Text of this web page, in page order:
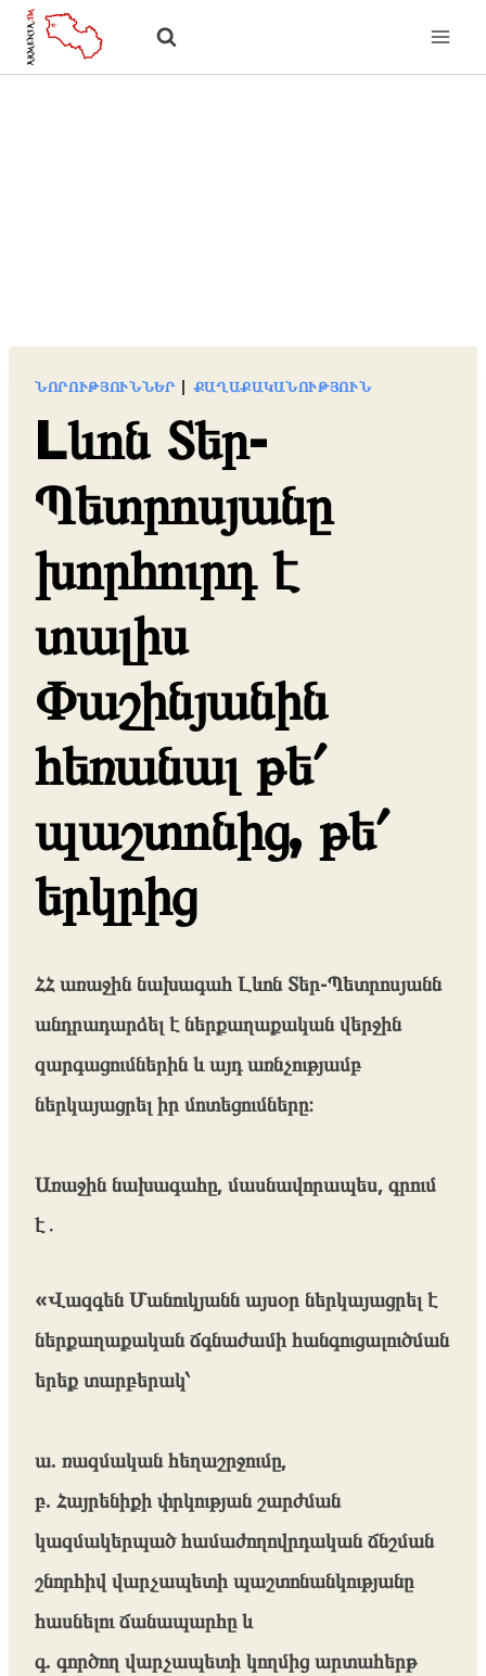
Skip
ՆՈՐՈՒԹՅՈՒՆՆԵՐ| ՔԱՂԱՔԱԿԱՆՈՒԹՅՈՒՆ
Lևոն Տեր-
Պետրոսյանը
խորհուրդ է
տալիս
Փաշինյանին
հեռանալ թե՛
պաշտոնից, թե՛
երկրից
ՀՀ առաջին նախագահ Լևոն Տեր-Պետրոսյանն
անդրադարձել է ներքաղաքական վերջին
զարգացումներին և այդ առնչությամբ
ներկայացրել իր մոտեցումները։
Առաջին նախագահը, մասնավորապես, գրում
է․
«Վազգեն Մանուկյանն այսօր ներկայացրել է
ներքաղաքական ճգնաժամի հանգուցալուծման
երեք տարբերակ՝
ա. ռազմական հեղաշրջումը,
բ. Հայրենիքի փրկության շարժման
կազմակերպած համաժողովրդական ճնշման
շնորհիվ վարչապետի պաշտոնանկությանը
հասնելու ճանապարհը և
գ. գործող վարչապետի կողմից արտահերթ